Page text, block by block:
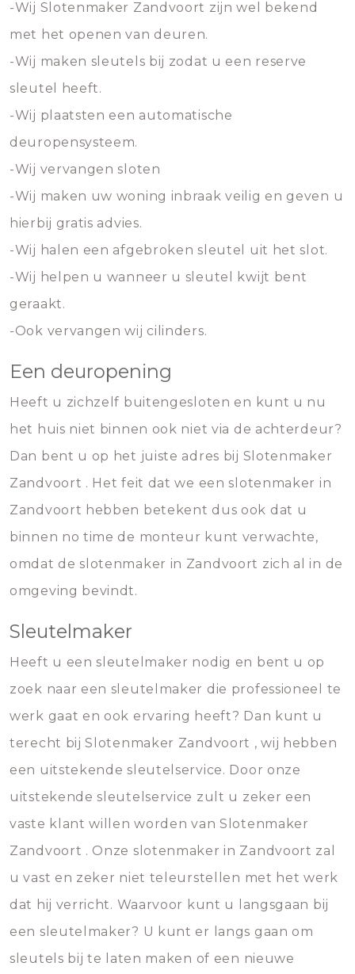
-Wij Slotenmaker Zandvoort zijn wel bekend
met het openen van deuren.
-Wij maken sleutels bij zodat u een reserve
sleutel heeft.
-Wij plaatsten een automatische
deuropensysteem.
-Wij vervangen sloten
-Wij maken uw woning inbraak veilig en geven u
hierbij gratis advies.
-Wij halen een afgebroken sleutel uit het slot.
-Wij helpen u wanneer u sleutel kwijt bent
geraakt.
-Ook vervangen wij cilinders.
Een deuropening
Heeft u zichzelf buitengesloten en kunt u nu
het huis niet binnen ook niet via de achterdeur?
Dan bent u op het juiste adres bij Slotenmaker
Zandvoort . Het feit dat we een slotenmaker in
Zandvoort hebben betekent dus ook dat u
binnen no time de monteur kunt verwachte,
omdat de slotenmaker in Zandvoort zich al in de
omgeving bevindt.
Sleutelmaker
Heeft u een sleutelmaker nodig en bent u op
zoek naar een sleutelmaker die professioneel te
werk gaat en ook ervaring heeft? Dan kunt u
terecht bij Slotenmaker Zandvoort , wij hebben
een uitstekende sleutelservice. Door onze
uitstekende sleutelservice zult u zeker een
vaste klant willen worden van Slotenmaker
Zandvoort . Onze slotenmaker in Zandvoort zal
u vast en zeker niet teleurstellen met het werk
dat hij verricht. Waarvoor kunt u langsgaan bij
een sleutelmaker? U kunt er langs gaan om
sleutels bij te laten maken of een nieuwe